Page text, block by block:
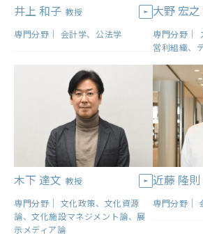
井上 和子 教授
専門分野｜ 会計学、公法学
大野 宏之
専門分野｜
営利組織、
木下 達文 教授
専門分野｜ 文化政策、文化資源
論、文化施設マネジメント論、展
示メディア論
近藤 隆則
専門分野｜